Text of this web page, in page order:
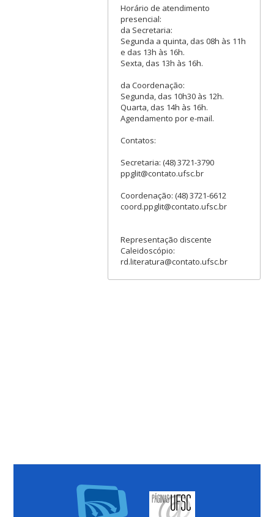
Horário de atendimento
presencial:
da Secretaria:
Segunda a quinta, das 08h às 11h
e das 13h às 16h.
Sexta, das 13h às 16h.
da Coordenação:
Segunda, das 10h30 às 12h.
Quarta, das 14h às 16h.
Agendamento por e-mail.
Contatos:
Secretaria: (48) 3721-3790
ppglit@contato.ufsc.br
Coordenação: (48) 3721-6612
coord.ppglit@contato.ufsc.br
Representação discente
Caleidoscópio:
rd.literatura@contato.ufsc.br